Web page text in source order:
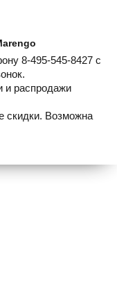
8-495-545-8427 с
и распродажи
скидки. Возможна